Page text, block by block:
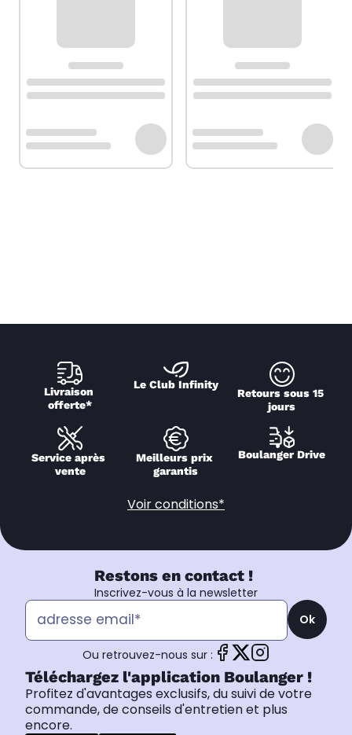
Livraison
offerte*
Le Club Infinity
Retours sous 15
jours
Service après
vente
Meilleurs prix
garantis
Boulanger Drive
Voir conditions*
Restons en contact !
Inscrivez-vous à la newsletter
Ok
Ou retrouvez-nous sur :
Téléchargez l'application Boulanger !
Profitez d'avantages exclusifs, du suivi de votre
commande, de conseils d'entretien et plus
encore.